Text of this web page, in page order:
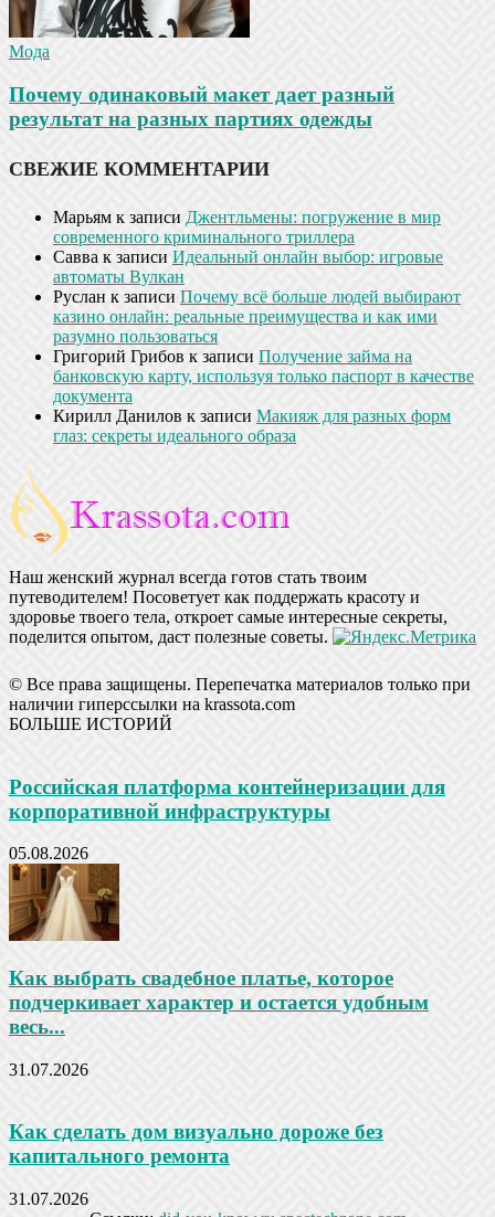
Мода
Почему одинаковый макет дает разный
результат на разных партиях одежды
СВЕЖИЕ КОММЕНТАРИИ
Марьям к записи Джентльмены: погружение в мир
современного криминального триллера
Савва к записи Идеальный онлайн выбор: игровые
автоматы Вулкан
Руслан к записи Почему всё больше людей выбирают
казино онлайн: реальные преимущества и как ими
разумно пользоваться
Григорий Грибов к записи Получение займа на
банковскую карту, используя только паспорт в качестве
документа
Кирилл Данилов к записи Макияж для разных форм
глаз: секреты идеального образа
Наш женский журнал всегда готов стать твоим
путеводителем! Посоветует как поддержать красоту и
здоровье твоего тела, откроет самые интересные секреты,
поделится опытом, даст полезные советы.
© Все права защищены. Перепечатка материалов только при
наличии гиперссылки на krassota.com
БОЛЬШЕ ИСТОРИЙ
Российская платформа контейнеризации для
корпоративной инфраструктуры
05.08.2026
Как выбрать свадебное платье, которое
подчеркивает характер и остается удобным
весь...
31.07.2026
Как сделать дом визуально дороже без
капитального ремонта
31.07.2026